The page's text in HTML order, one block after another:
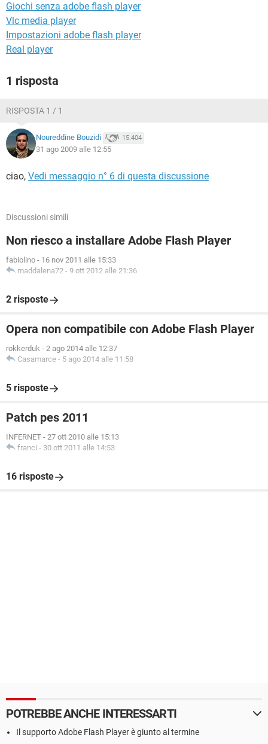
Giochi senza adobe flash player
Vlc media player
Impostazioni adobe flash player
Real player
1 risposta
RISPOSTA 1 / 1
Noureddine Bouzidi 15.404
31 ago 2009 alle 12:55
ciao, Vedi messaggio n° 6 di questa discussione
Discussioni simili
Non riesco a installare Adobe Flash Player
fabiolino - 16 nov 2011 alle 15:33
maddalena72 - 9 ott 2012 alle 21:36
2 risposte
Opera non compatibile con Adobe Flash Player
rokkerduk - 2 ago 2014 alle 12:37
Casamarce - 5 ago 2014 alle 11:58
5 risposte
Patch pes 2011
INFERNET - 27 ott 2010 alle 15:13
franci - 30 ott 2011 alle 14:53
16 risposte
POTREBBE ANCHE INTERESSARTI
Il supporto Adobe Flash Player è giunto al termine